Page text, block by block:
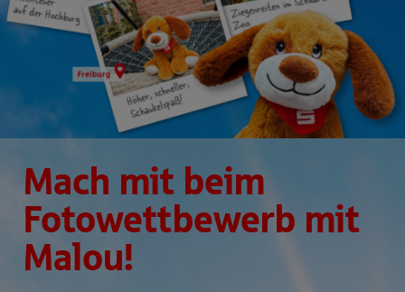
Mach mit beim
Fotowettbewerb mit
Malou!